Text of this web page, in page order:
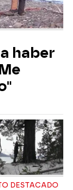
haber
DESTACADO